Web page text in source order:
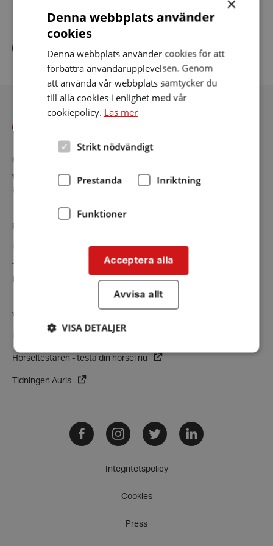
Dela artikeln i sociala medier
via
facebook
Dela
via
twitter
Dela
linkedin
Västerbotten
Hörselskadades Riksförbund (HRF)
Tel:
VÅRA VERKSAMHETER
Hörsellinjen - vår rådgivningstjänst
Hörseltestaren - testa din hörsel nu
Tidningen Auris
FacebookInstagramTwitter LinkedIn
Integritetspolicy
Cookies
Press
Denna webbplats använder
cookies
Denna webbplats använder cookies för att
förbättra användarupplevelsen. Genom
att använda vår webbplats samtycker du
till alla cookies i enlighet med vår
cookiepolicy. Läs mer
Strikt nödvändigt
Prestanda Inriktning
Funktioner
Acceptera alla
Avvisa allt
VISA DETALJER
Strikt nödvändigt
kärnwebbplatsfunktioner som användarinloggning
och kontohantering. Webbplatsen kan inte
användas ordentligt utan strikt nödvändiga cookies.